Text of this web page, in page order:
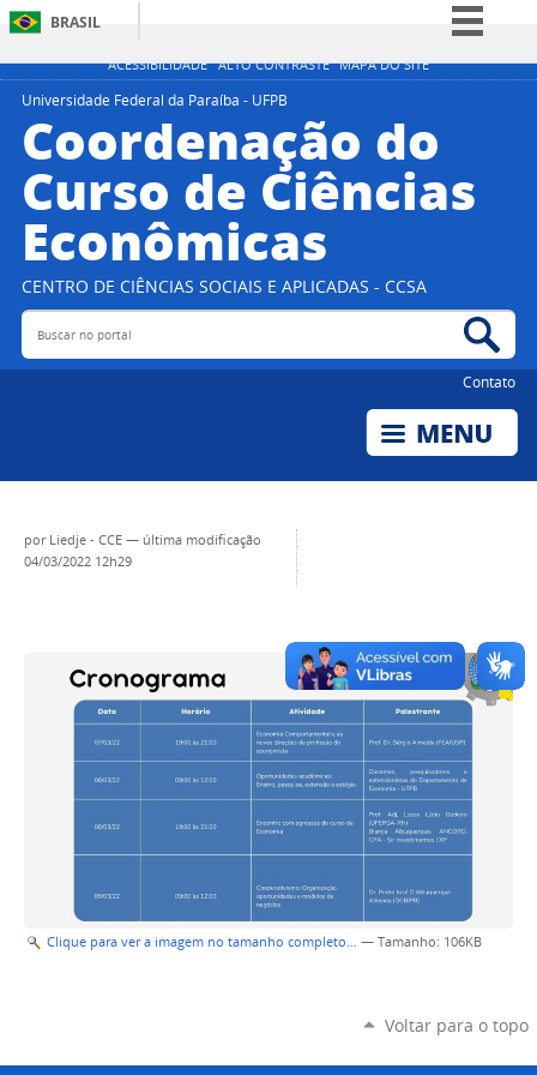
ACESSIBILIDADE ALTO CONTRASTE MAPA DO SITE
BRASIL
Simplifique!
Participe
Acesso à informação
Legislação
Universidade Federal da Paraíba - UFPB
Coordenação do
Curso de Ciências
Econômicas
CENTRO DE CIÊNCIAS SOCIAIS E APLICADAS - CCSA
Buscar no portal
Contato
por Liedje - CCE — última modificação
04/03/2022 12h29
Clique para ver a imagem no tamanho completo… — Tamanho: 106KB
Voltar para o topo